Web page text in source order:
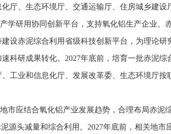
厅、生态环境厅、交通运输厅、住房城乡建设
学研用协同创新平台，支持氧化铝生产企业、
设赤泥综合利用省级科技创新平台，为理论
科研成果转化。2027年底前，培育一批赤泥
工业和信息化厅、发展改革委、生态环境厅按
市应结合氧化铝产业发展趋势，合理布局赤泥
源头减量和综合利用。2027年底前，相关地